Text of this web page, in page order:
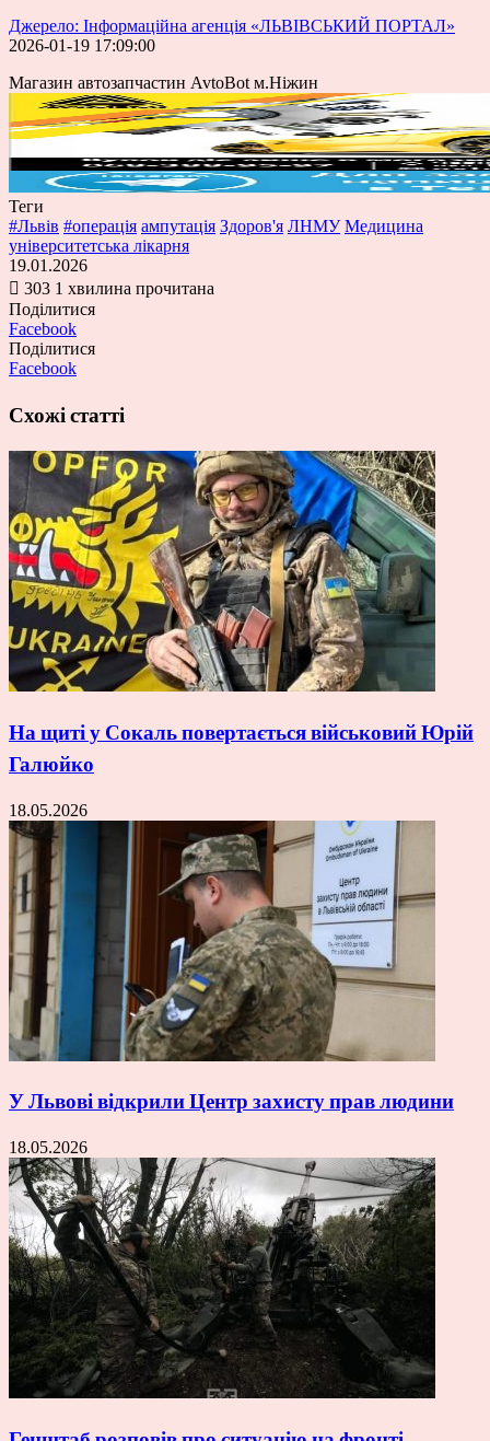
Джерело: Інформаційна агенція «ЛЬВІВСЬКИЙ ПОРТАЛ»
2026-01-19 17:09:00
Магазин автозапчастин AvtoBot м.Ніжин
Теги
#Львів #операція ампутація Здоров'я ЛНМУ Медицина
університетська лікарня
19.01.2026
303 1 хвилина прочитана
Поділитися
Facebook
Поділитися
Facebook
Схожі статті
На щиті у Сокаль повертається військовий Юрій
Галюйко
18.05.2026
У Львові відкрили Центр захисту прав людини
18.05.2026